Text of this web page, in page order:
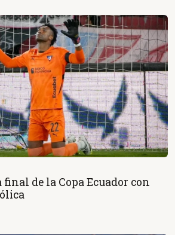
de la Copa Ecuador con